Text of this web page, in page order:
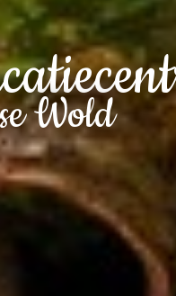
Wold